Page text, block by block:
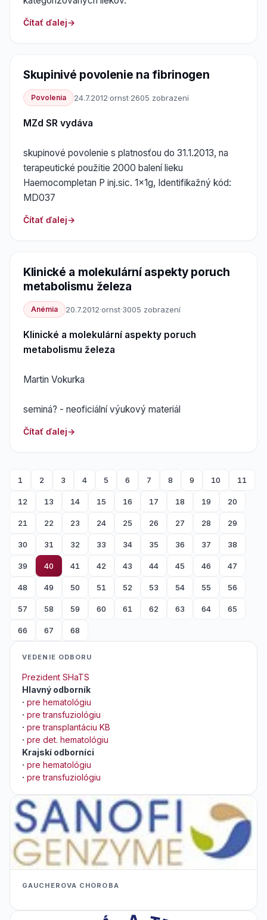
Čítať ďalej
Skupinivé povolenie na fibrinogen
Povolenia 24.7.2012·ornst·2605 zobrazení
MZd SR vydáva
skupinové povolenie s platnosťou do 31.1.2013, na
terapeutické použitie 2000 balení lieku
Haemocompletan P inj.sic. 1x1g, Identifikažný kód:
MD037
Čítať ďalej
Klinické a molekulární aspekty poruch
metabolismu železa
Anémia 20.7.2012·ornst·3005 zobrazení
Klinické a molekulární aspekty poruch
metabolismu železa
Martin Vokurka
seminá? - neoficiální výukový materiál
Čítať ďalej
1 2 3 4 5 6 7 8 9 10 11
12 13 14 15 16 17 18 19 20
21 22 23 24 25 26 27 28 29
30 31 32 33 34 35 36 37 38
39 40 41 42 43 44 45 46 47
48 49 50 51 52 53 54 55 56
57 58 59 60 61 62 63 64 65
66 67 68
VEDENIE ODBORU
Prezident SHaTS
Hlavný odborník
· pre hematológiu
· pre transfuziológiu
· pre transplantáciu KB
· pre det. hematológiu
Krajskí odborníci
· pre hematológiu
· pre transfuziológiu
GAUCHEROVA CHOROBA